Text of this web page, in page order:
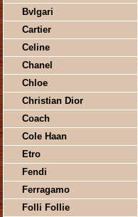
Bvlgari
Cartier
Celine
Chanel
Chloe
Christian Dior
Coach
Cole Haan
Etro
Fendi
Ferragamo
Folli Follie